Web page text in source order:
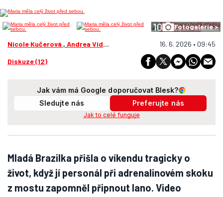
10 Fotogalerie >
Nicole Kučerová , Andrea Vídeňská 16. 6. 2026 • 09:45
Diskuze (12)
Jak vám má Google doporučovat Blesk?
Sledujte nás
Preferujte nás
Jak to celé funguje
Mladá Brazilka přišla o víkendu tragicky o
život, když jí personál při adrenalinovém skoku
z mostu zapomněl připnout lano. Video